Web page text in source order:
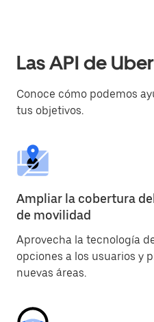
Las API de
Conoce cómo podemos
tus objetivos.
Ampliar la cobertura
de movilidad
Aprovecha la tecnología
opciones a los usuarios y
nuevas áreas.